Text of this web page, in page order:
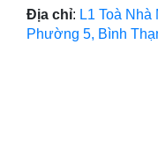
Địa chỉ: L1 Toà
Phường 5, Bình